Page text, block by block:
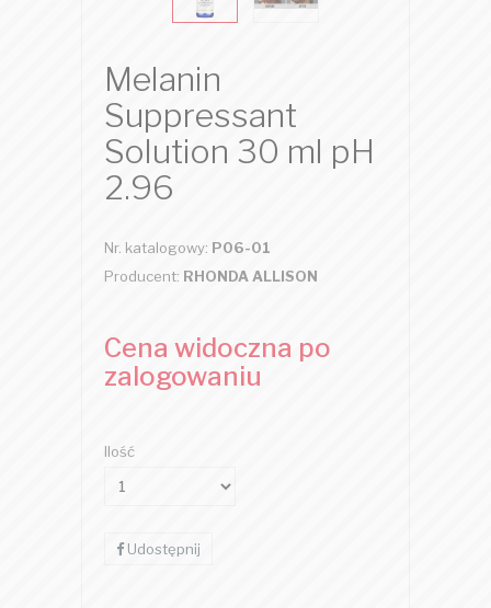
Melanin
Suppressant
Solution 30 ml pH
2.96
Nr. katalogowy: P06-01
Producent: RHONDA ALLISON
Cena widoczna po
zalogowaniu
Ilość
Udostępnij